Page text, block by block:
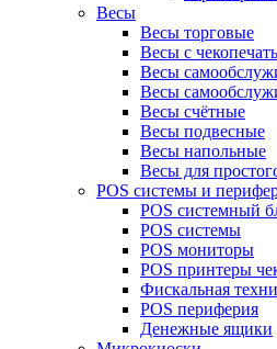
Весы
Весы торговые
Весы с
Весы
Весы
Весы счётные
Весы подвесные
Весы напольные
Весы для
POS системы и
POS системный
POS системы
POS мониторы
POS принтеры
Фискальная
POS периферия
Денежные ящики